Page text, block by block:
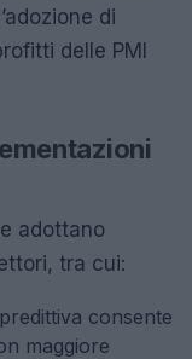
di
delle PMI
adottano
tra cui:
predittiva consente
maggiore